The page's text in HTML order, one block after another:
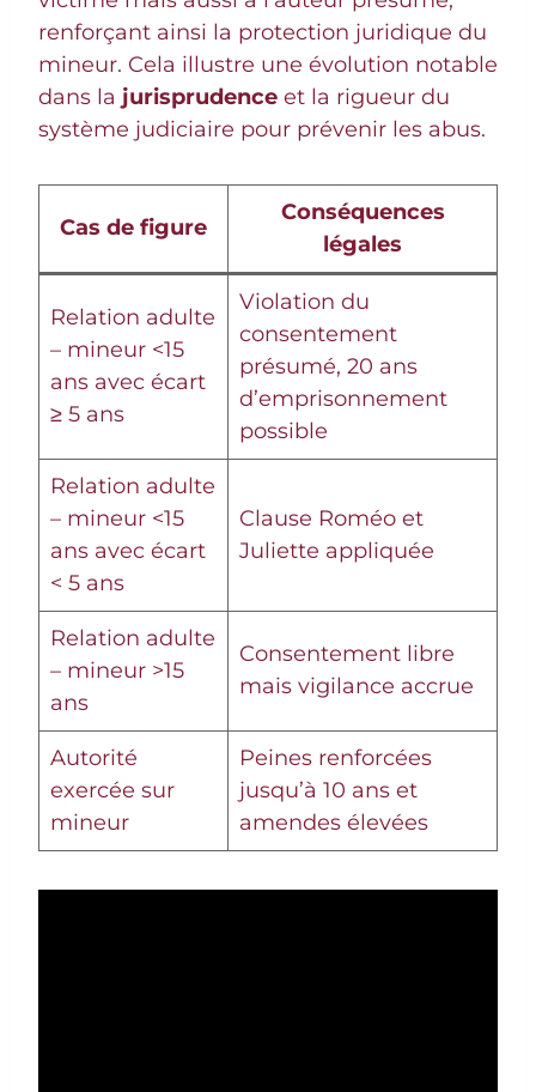
renforçant ainsi la protection juridique du
mineur. Cela illustre une évolution notable
dans la jurisprudence et la rigueur du
système judiciaire pour prévenir les abus.
Cas de figure
Conséquences
légales
Relation adulte
– mineur <15
ans avec écart
≥ 5 ans
Violation du
consentement
présumé, 20 ans
d’emprisonnement
possible
Relation adulte
– mineur <15
ans avec écart
< 5 ans
Clause Roméo et
Juliette appliquée
Relation adulte
– mineur >15
ans
Consentement libre
mais vigilance accrue
Autorité
exercée sur
mineur
Peines renforcées
jusqu’à 10 ans et
amendes élevées